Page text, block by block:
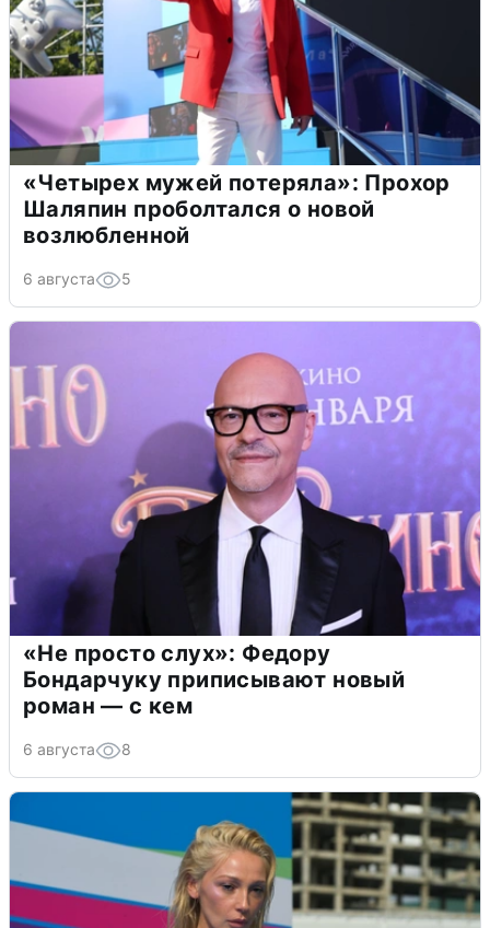
«Четырех мужей потеряла»: Прохор
Шаляпин проболтался о новой
возлюбленной
6 августа 5
«Не просто слух»: Федору
Бондарчуку приписывают новый
роман — с кем
6 августа 8